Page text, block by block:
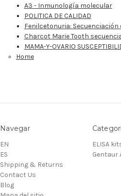
A3 - Inmunología molecular
POLITICA DE CALIDAD
Fenilcetonuria: Secuenciación
Charcot Marie Tooth
MAMA-Y-OVARIO
Home
Navegar
EN
ES
Shipping & Returns
Contact Us
Blog
ELISA
Gentaur